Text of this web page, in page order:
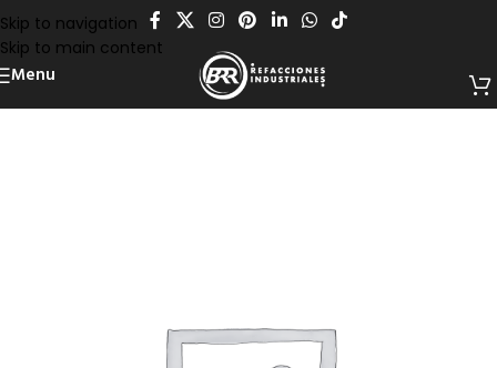
Skip to navigation
Skip to main content
Menu